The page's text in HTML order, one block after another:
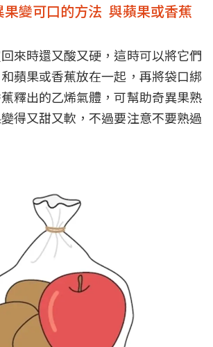
果變可口的方法 與蘋果或香蕉
來時還又酸又硬，這時可以將它們
蘋果或香蕉放在一起，再將袋口綁
釋出的乙烯氣體，可幫助奇異果熟
得又甜又軟，不過要注意不要熟過